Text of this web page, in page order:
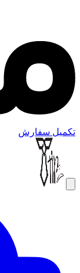
تکمیل سفارش